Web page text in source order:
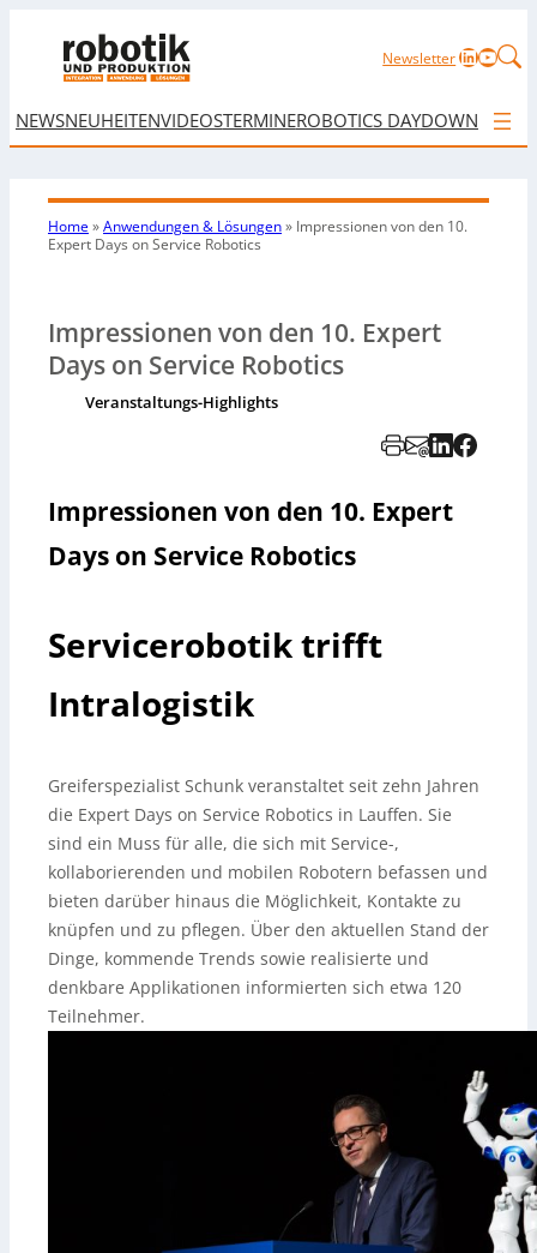
NewsletterLinkedIn
NEWSNEUHEITENVIDEOSTERMINEROBOTICS DAYDOWNLOAD
Home»Anwendungen & Lösungen» Impressionen von den 10.
Expert Days on Service Robotics
Impressionen von den 10. Expert
Days on Service Robotics
Veranstaltungs-Highlights
Impressionen von den 10. Expert
Days on Service Robotics
Servicerobotik trifft
Intralogistik
Greiferspezialist Schunk veranstaltet seit zehn Jahren
die Expert Days on Service Robotics in Lauffen. Sie
sind ein Muss für alle, die sich mit Service-,
kollaborierenden und mobilen Robotern befassen und
bieten darüber hinaus die Möglichkeit, Kontakte zu
knüpfen und zu pflegen. Über den aktuellen Stand der
Dinge, kommende Trends sowie realisierte und
denkbare Applikationen informierten sich etwa 120
Teilnehmer.